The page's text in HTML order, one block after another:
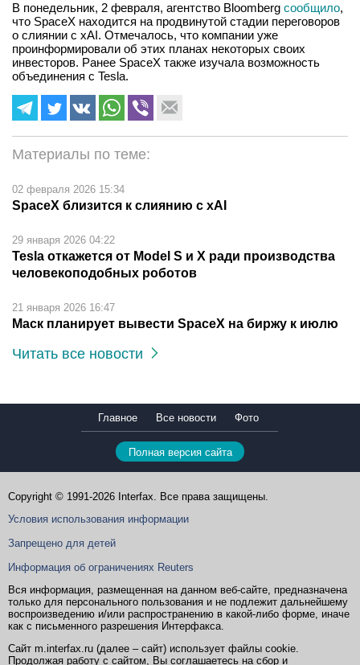
В понедельник, 2 февраля, агентство Bloomberg сообщило,
что SpaceX находится на продвинутой стадии переговоров
о слиянии с xAI. Отмечалось, что компании уже
проинформировали об этих планах некоторых своих
инвесторов. Ранее SpaceX также изучала возможность
объединения с Tesla.
Материалы по теме:
02 февраля 2026 15:34
SpaceX близится к слиянию с xAI
29 января 2026 04:22
Tesla откажется от Model S и X ради производства
человекоподобных роботов
21 января 2026 16:47
Маск планирует вывести SpaceX на биржу к июлю
Читать все новости
Главное Все новости Фото
Полная версия сайта
Copyright © 1991-2026 Interfax. Все права защищены.
Условия использования информации
Запрещено для детей
Информация об ограничениях Reuters
Вся информация, размещенная на данном веб-сайте, предназначена
только для персонального пользования и не подлежит дальнейшему
воспроизведению и/или распространению в какой-либо форме, иначе
как с письменного разрешения Интерфакса.
Сайт m.interfax.ru (далее – сайт) использует файлы cookie.
Продолжая работу с сайтом, Вы соглашаетесь на сбор и